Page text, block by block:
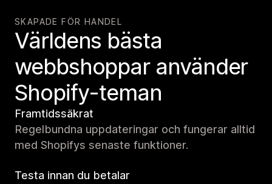
SKAPADE FÖR HANDEL
Världens bästa
webbshoppar använder
Shopify-teman
Framtidssäkrat
Regelbundna uppdateringar och fungerar alltid
med Shopifys senaste funktioner.
Testa innan du betalar